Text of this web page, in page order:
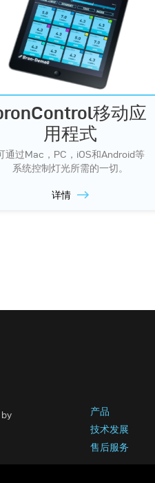
移动应
用程式
通过Mac，PC，iOS和Android等
系统控制灯光所需的一切。
详情
产品
技术发展
售后服务